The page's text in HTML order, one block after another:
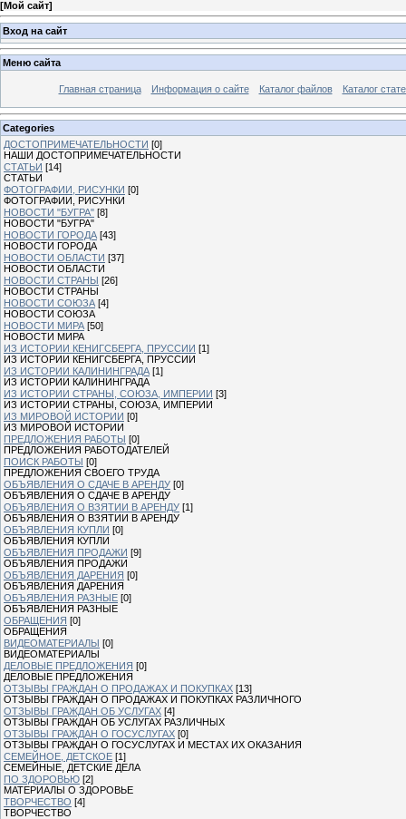
[Мой сайт]
Вход на сайт
Меню сайта
Главная страница Информация о сайте Каталог файлов Каталог
Categories
ДОСТОПРИМЕЧАТЕЛЬНОСТИ [0]
НАШИ ДОСТОПРИМЕЧАТЕЛЬНОСТИ
СТАТЬИ [14]
СТАТЬИ
ФОТОГРАФИИ, РИСУНКИ [0]
ФОТОГРАФИИ, РИСУНКИ
НОВОСТИ "БУГРА" [8]
НОВОСТИ "БУГРА"
НОВОСТИ ГОРОДА [43]
НОВОСТИ ГОРОДА
НОВОСТИ ОБЛАСТИ [37]
НОВОСТИ ОБЛАСТИ
НОВОСТИ СТРАНЫ [26]
НОВОСТИ СТРАНЫ
НОВОСТИ СОЮЗА [4]
НОВОСТИ СОЮЗА
НОВОСТИ МИРА [50]
НОВОСТИ МИРА
ИЗ ИСТОРИИ КЕНИГСБЕРГА, ПРУССИИ [1]
ИЗ ИСТОРИИ КЕНИГСБЕРГА, ПРУССИИ
ИЗ ИСТОРИИ КАЛИНИНГРАДА [1]
ИЗ ИСТОРИИ КАЛИНИНГРАДА
ИЗ ИСТОРИИ СТРАНЫ, СОЮЗА, ИМПЕРИИ [3]
ИЗ ИСТОРИИ СТРАНЫ, СОЮЗА, ИМПЕРИИ
ИЗ МИРОВОЙ ИСТОРИИ [0]
ИЗ МИРОВОЙ ИСТОРИИ
ПРЕДЛОЖЕНИЯ РАБОТЫ [0]
ПРЕДЛОЖЕНИЯ РАБОТОДАТЕЛЕЙ
ПОИСК РАБОТЫ [0]
ПРЕДЛОЖЕНИЯ СВОЕГО ТРУДА
ОБЪЯВЛЕНИЯ О СДАЧЕ В АРЕНДУ [0]
ОБЪЯВЛЕНИЯ О СДАЧЕ В АРЕНДУ
ОБЪЯВЛЕНИЯ О ВЗЯТИИ В АРЕНДУ [1]
ОБЪЯВЛЕНИЯ О ВЗЯТИИ В АРЕНДУ
ОБЪЯВЛЕНИЯ КУПЛИ [0]
ОБЪЯВЛЕНИЯ КУПЛИ
ОБЪЯВЛЕНИЯ ПРОДАЖИ [9]
ОБЪЯВЛЕНИЯ ПРОДАЖИ
ОБЪЯВЛЕНИЯ ДАРЕНИЯ [0]
ОБЪЯВЛЕНИЯ ДАРЕНИЯ
ОБЪЯВЛЕНИЯ РАЗНЫЕ [0]
ОБЪЯВЛЕНИЯ РАЗНЫЕ
ОБРАЩЕНИЯ [0]
ОБРАЩЕНИЯ
ВИДЕОМАТЕРИАЛЫ [0]
ВИДЕОМАТЕРИАЛЫ
ДЕЛОВЫЕ ПРЕДЛОЖЕНИЯ [0]
ДЕЛОВЫЕ ПРЕДЛОЖЕНИЯ
ОТЗЫВЫ ГРАЖДАН О ПРОДАЖАХ И ПОКУПКАХ [13]
ОТЗЫВЫ ГРАЖДАН О ПРОДАЖАХ И ПОКУПКАХ РАЗЛИЧНОГО
ОТЗЫВЫ ГРАЖДАН ОБ УСЛУГАХ [4]
ОТЗЫВЫ ГРАЖДАН ОБ УСЛУГАХ РАЗЛИЧНЫХ
ОТЗЫВЫ ГРАЖДАН О ГОСУСЛУГАХ [0]
ОТЗЫВЫ ГРАЖДАН О ГОСУСЛУГАХ И МЕСТАХ ИХ ОКАЗАНИЯ
СЕМЕЙНОЕ, ДЕТСКОЕ [1]
СЕМЕЙНЫЕ, ДЕТСКИЕ ДЕЛА
ПО ЗДОРОВЬЮ [2]
МАТЕРИАЛЫ О ЗДОРОВЬЕ
ТВОРЧЕСТВО [4]
ТВОРЧЕСТВО